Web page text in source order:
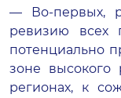
— Во-первых,
ревизию всех
потенциально
зоне высокого
регионах, к